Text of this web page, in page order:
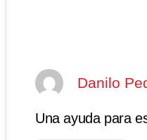
Danilo
Una ayuda para